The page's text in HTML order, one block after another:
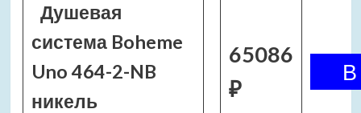
Душевая
система Boheme
Uno 464-2-NB
никель
65086
₽